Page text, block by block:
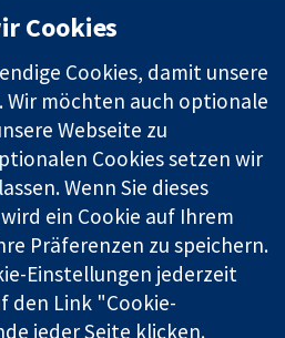
Cavendish
Neuigkeiten
Pressestelle
Über uns
Cochrane
Library
eine gemeinützige Organisation
in Wales als eine Gesellschaft
03044323) registriert.
Cookies
Cookies, damit unsere
möchten auch optionale
Webseite zu
Cookies setzen wir
Wenn Sie dieses
ein Cookie auf Ihrem
Präferenzen zu speichern.
Einstellungen jederzeit
den Link "Cookie-
jeder Seite klicken.